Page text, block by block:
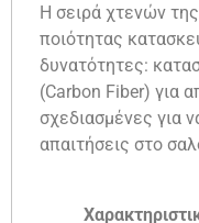
Η σειρά χτενών
ποιότητας
δυνατότητες:
(Carbon Fiber) για
σχεδιασμένες για
απαιτήσεις στο